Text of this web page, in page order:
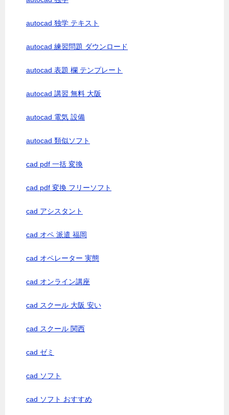
autocad 独学 テキスト
autocad 練習問題 ダウンロード
autocad 表題 欄 テンプレート
autocad 講習 無料 大阪
autocad 電気 設備
autocad 類似ソフト
cad pdf 一括 変換
cad pdf 変換 フリーソフト
cad アシスタント
cad オペ 派遣 福岡
cad オペレーター 実態
cad オンライン講座
cad スクール 大阪 安い
cad スクール 関西
cad ゼミ
cad ソフト
cad ソフト おすすめ